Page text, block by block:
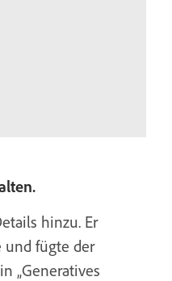
hinzu. Er
und fügte der
„Generatives